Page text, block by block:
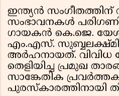
ഇന്ത്യൻ
സംഭാവനകൾ
ഗായകൻ കെ.ജെ.
എം.എസ്.
അർഹനായത്. വിവിധ
തെളിയിച്ച പ്രമുഖ
സാങ്കേതിക
പുരസ്‌കാരത്തിനായി